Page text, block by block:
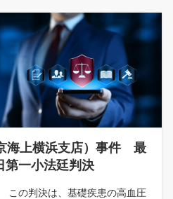
海上横浜支店）事件 最
第一小法廷判決
この判決は、基礎疾患の高血圧